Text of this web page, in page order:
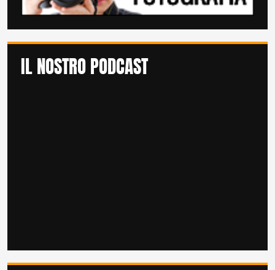
IL NOSTRO PODCAST